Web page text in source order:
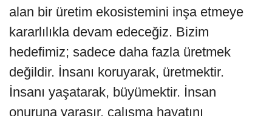
alan bir üretim ekosistemini inşa etmeye
kararlılıkla devam edeceğiz. Bizim
hedefimiz; sadece daha fazla üretmek
değildir. İnsanı koruyarak, üretmektir.
İnsanı yaşatarak, büyümektir. İnsan
onuruna yaraşır, çalışma hayatını